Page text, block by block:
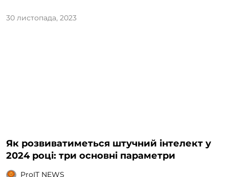
30 листопада, 2023
Як розвиватиметься штучний інтелект у
2024 році: три основні параметри
ProIT NEWS